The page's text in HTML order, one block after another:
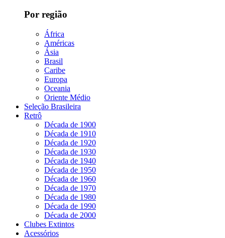
Por região
África
Américas
Ásia
Brasil
Caribe
Europa
Oceania
Oriente Médio
Seleção Brasileira
Retrô
Década de 1900
Década de 1910
Década de 1920
Década de 1930
Década de 1940
Década de 1950
Década de 1960
Década de 1970
Década de 1980
Década de 1990
Década de 2000
Clubes Extintos
Acessórios